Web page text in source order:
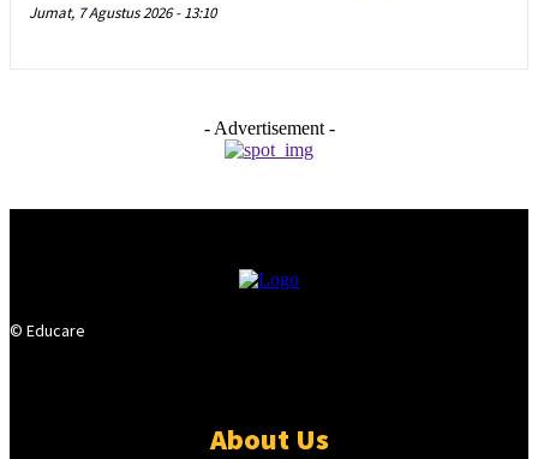
Jumat, 7 Agustus 2026 - 13:10
- Advertisement -
© Educare
About Us